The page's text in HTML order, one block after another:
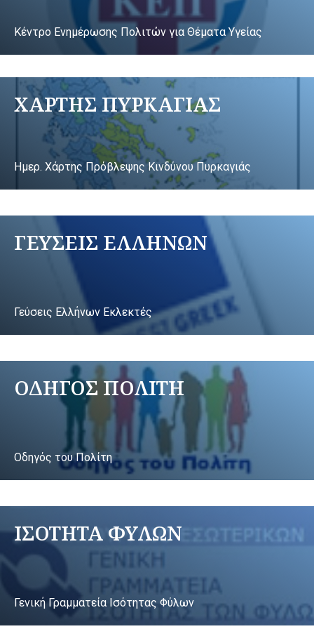
Κέντρο Ενημέρωσης Πολιτών για Θέματα Υγείας
ΧΑΡΤΗΣ ΠΥΡΚΑΓΙΑΣ
Ημερ. Χάρτης Πρόβλεψης Κινδύνου Πυρκαγιάς
ΓΕΥΣΕΙΣ ΕΛΛΗΝΩΝ
Γεύσεις Ελλήνων Εκλεκτές
ΟΔΗΓΟΣ ΠΟΛΙΤΗ
Οδηγός του Πολίτη
ΙΣΟΤΗΤΑ ΦΥΛΩΝ
Γενική Γραμματεία Ισότητας Φύλων